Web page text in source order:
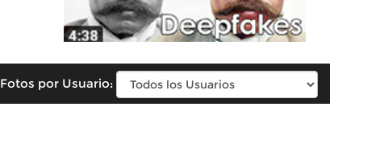
Fotos por Usuario: